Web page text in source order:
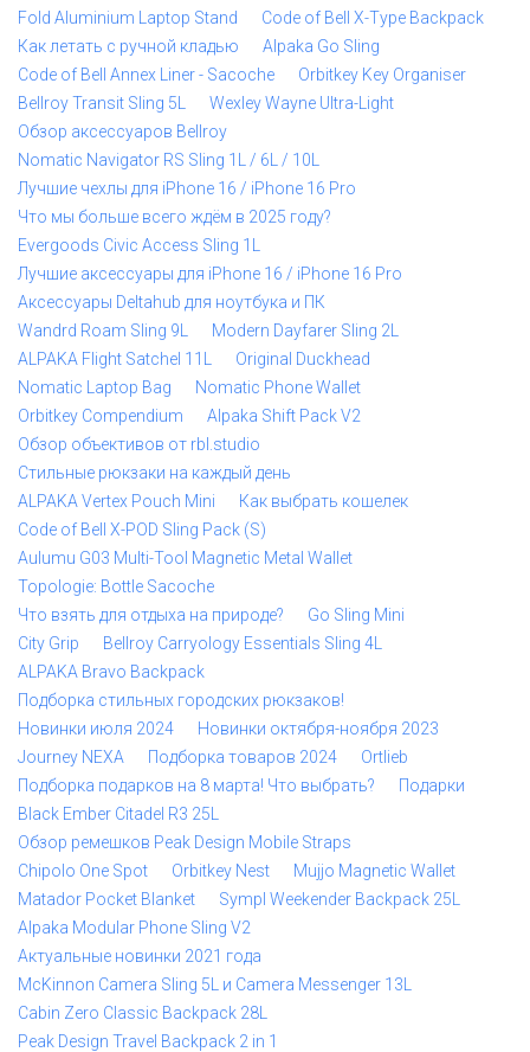
Fold Aluminium Laptop Stand
Code of Bell X-Type Backpack
Как летать с ручной кладью
Alpaka Go Sling
Code of Bell Annex Liner - Sacoche
Orbitkey Key Organiser
Bellroy Transit Sling 5L
Wexley Wayne Ultra-Light
Обзор аксессуаров Bellroy
Nomatic Navigator RS Sling 1L / 6L / 10L
Лучшие чехлы для iPhone 16 / iPhone 16 Pro
Что мы больше всего ждём в 2025 году?
Evergoods Civic Access Sling 1L
Лучшие аксессуары для iPhone 16 / iPhone 16 Pro
Аксессуары Deltahub для ноутбука и ПК
Wandrd Roam Sling 9L
Modern Dayfarer Sling 2L
ALPAKA Flight Satchel 11L
Original Duckhead
Nomatic Laptop Bag
Nomatic Phone Wallet
Orbitkey Compendium
Alpaka Shift Pack V2
Обзор объективов от rbl.studio
Стильные рюкзаки на каждый день
ALPAKA Vertex Pouch Mini
Как выбрать кошелек
Code of Bell X-POD Sling Pack (S)
Aulumu G03 Multi-Tool Magnetic Metal Wallet
Topologie: Bottle Sacoche
Что взять для отдыха на природе?
Go Sling Mini
City Grip
Bellroy Carryology Essentials Sling 4L
ALPAKA Bravo Backpack
Подборка стильных городских рюкзаков!
Новинки июля 2024
Новинки октября-ноября 2023
Journey NEXA
Подборка товаров 2024
Ortlieb
Подборка подарков на 8 марта! Что выбрать?
Подарки
Black Ember Citadel R3 25L
Обзор ремешков Peak Design Mobile Straps
Chipolo One Spot
Orbitkey Nest
Mujjo Magnetic Wallet
Matador Pocket Blanket
Sympl Weekender Backpack 25L
Alpaka Modular Phone Sling V2
Актуальные новинки 2021 года
McKinnon Camera Sling 5L и Camera Messenger 13L
Cabin Zero Classic Backpack 28L
Peak Design Travel Backpack 2 in 1